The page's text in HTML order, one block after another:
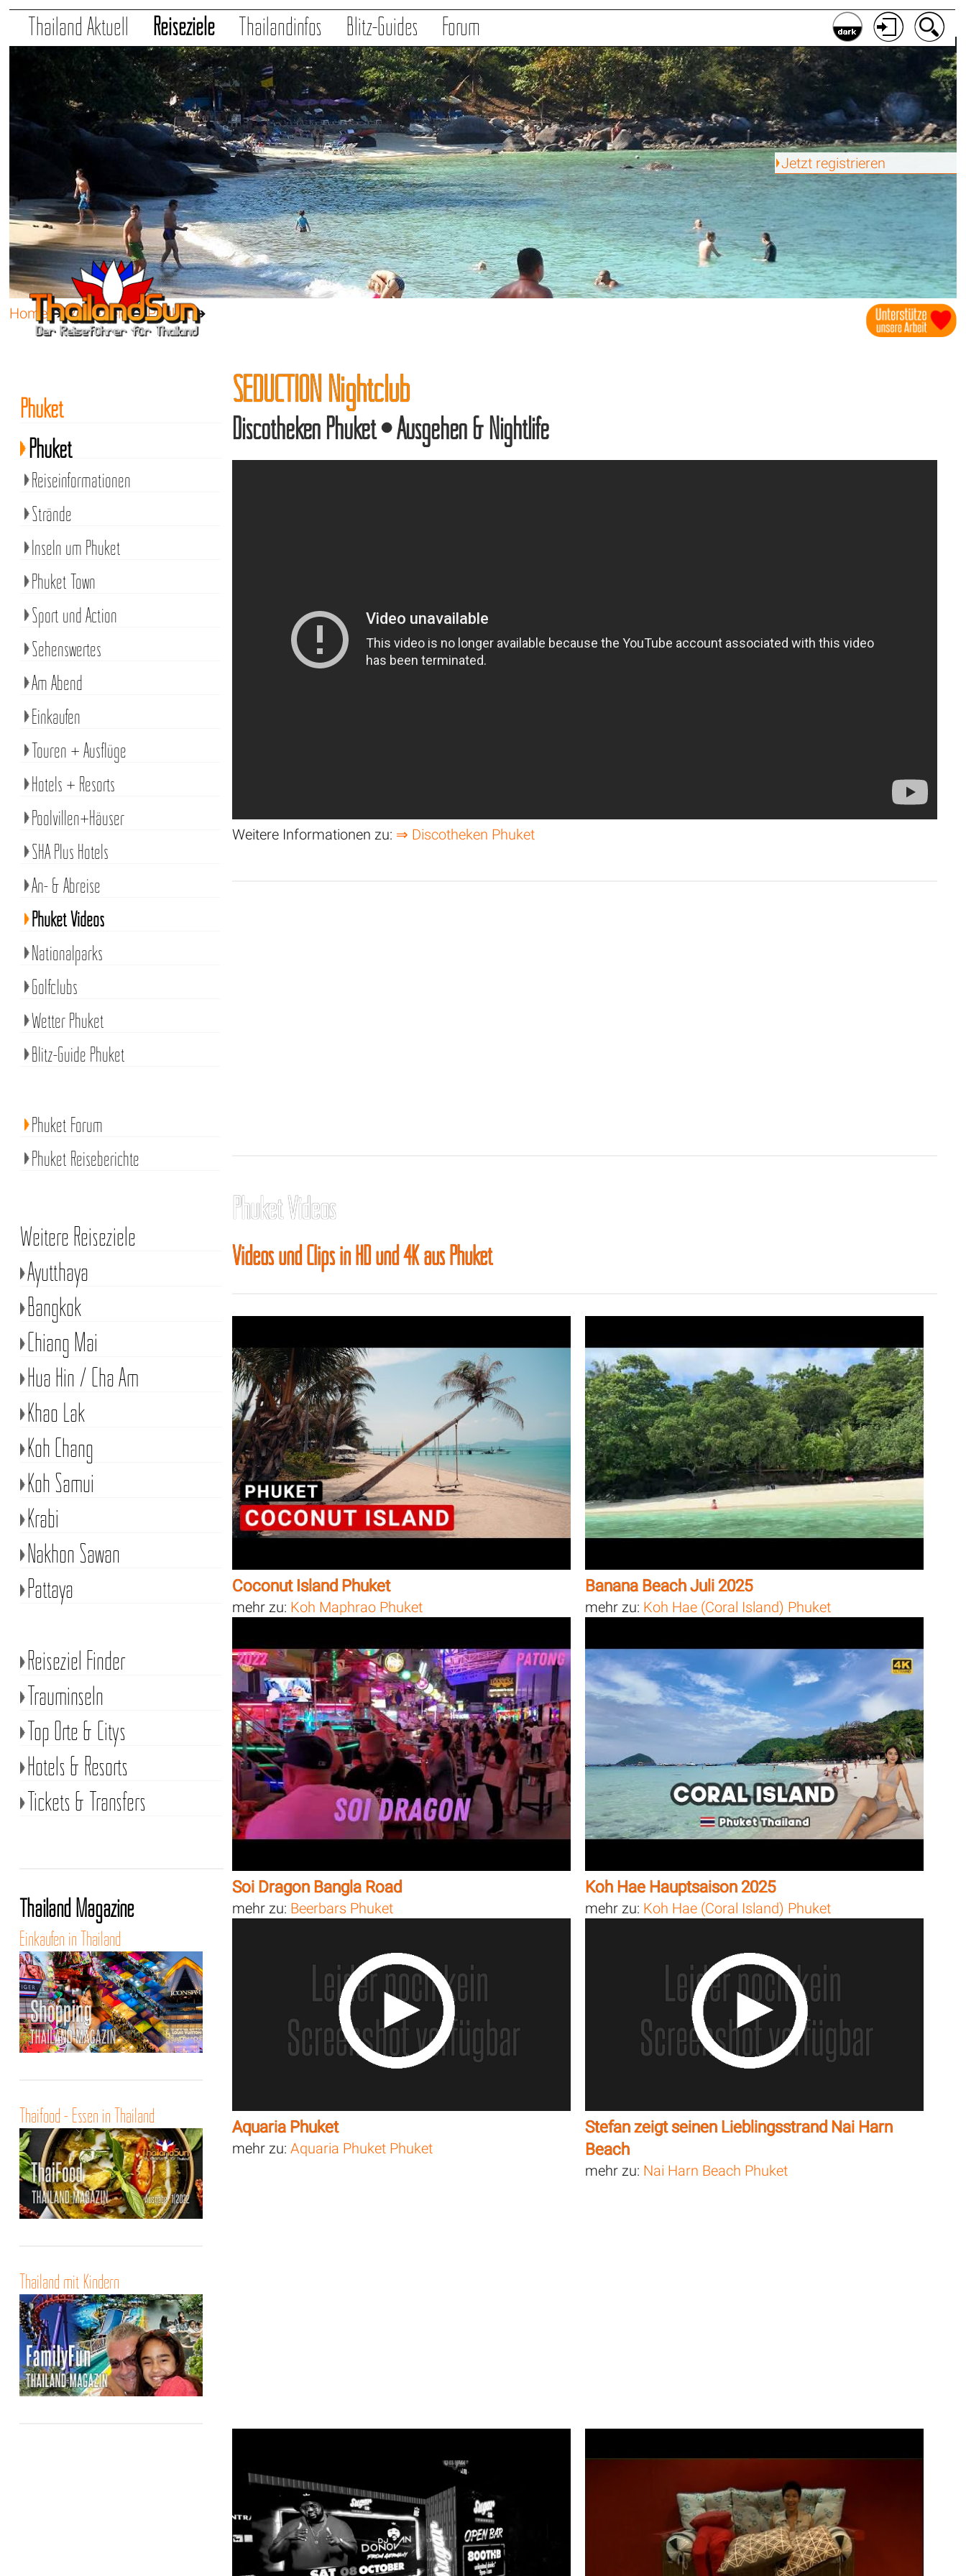
Thailand Aktuell Reiseziele Thailandinfos Blitz-Guides Forum
Jetzt registrieren
Home➔Reiseziele➔Phuket➔
SEDUCTION Nightclub
Discotheken Phuket • Ausgehen & Nightlife
Weitere Informationen zu: ⇒ Discotheken Phuket
Phuket Videos
Videos und Clips in HD und 4K aus Phuket
Coconut Island Phuket
mehr zu: Koh Maphrao Phuket
Banana Beach Juli 2025
mehr zu: Koh Hae (Coral Island) Phuket
Soi Dragon Bangla Road
mehr zu: Beerbars Phuket
Koh Hae Hauptsaison 2025
mehr zu: Koh Hae (Coral Island) Phuket
Aquaria Phuket
mehr zu:Aquaria Phuket Phuket
Stefan zeigt seinen Lieblingsstrand Nai Harn
Beach
mehr zu: Nai Harn Beach Phuket
Phuket
Phuket
Reiseinformationen
Strände
Inseln um Phuket
Phuket Town
Sport und Action
Sehenswertes
Am Abend
Einkaufen
Touren + Ausflüge
Hotels + Resorts
Poolvillen+Häuser
SHA Plus Hotels
An- & Abreise
Phuket Videos
Nationalparks
Golfclubs
Wetter Phuket
Blitz-Guide Phuket
Phuket Forum
Phuket Reiseberichte
Weitere Reiseziele
Ayutthaya
Bangkok
Chiang Mai
Hua Hin / Cha Am
Khao Lak
Koh Chang
Koh Samui
Krabi
Nakhon Sawan
Pattaya
Reiseziel Finder
Trauminseln
Top Orte & Citys
Hotels & Resorts
Tickets & Transfers
Thailand Magazine
Einkaufen in Thailand
Thaifood - Essen in Thailand
Thailand mit Kindern